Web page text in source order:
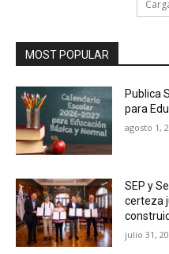
MOST POPULAR
Publica
para
agosto 1,
SEP y
certeza
julio 31,